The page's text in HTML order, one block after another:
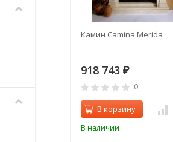
Камин Camina Merida
918 743 ₽
0
В корзину
В наличии